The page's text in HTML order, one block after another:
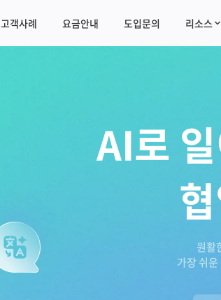
고객사례 요금안내 도입문의 리소스
AI로
원활
가장 쉬